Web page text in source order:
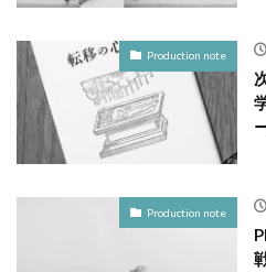
Production note
Production note